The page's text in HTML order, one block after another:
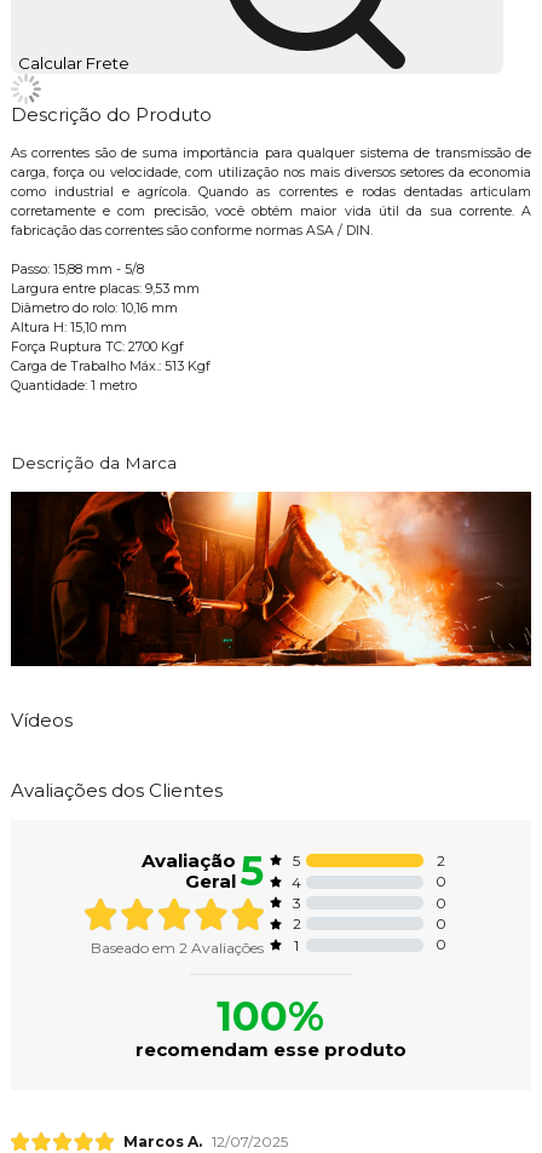
Calcular Frete
Descrição do Produto
As correntes são de suma importância para qualquer sistema de transmissão de
carga, força ou velocidade, com utilização nos mais diversos setores da economia
como industrial e agrícola. Quando as correntes e rodas dentadas articulam
corretamente e com precisão, você obtém maior vida útil da sua corrente. A
fabricação das correntes são conforme normas ASA / DIN.
Passo: 15,88 mm - 5/8
Largura entre placas: 9,53 mm
Diâmetro do rolo: 10,16 mm
Altura H: 15,10 mm
Força Ruptura TC: 2700 Kgf
Carga de Trabalho Máx.: 513 Kgf
Quantidade: 1 metro
Descrição da Marca
Vídeos
Avaliações dos Clientes
Avaliação
Geral5
Baseado em 2 Avaliações
5
2
4
0
3
0
2
0
1
0
100%
recomendam esse produto
Marcos A. 12/07/2025